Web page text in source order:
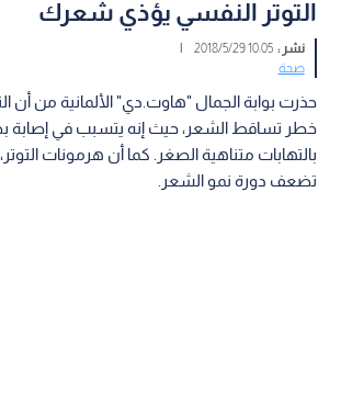
التوتر النفسي يؤذي شعرك
نشر :10:05 2018/5/29
|
صحة
حذرت بوابة الجمال "هاوت.دي" الألمانية من أن
خطر تساقط الشعر، حيث إنه يتسبب في إصابة
بالتهابات متناهية الصغر. كما أن هرمونات
تضعف دورة نمو الشعر.